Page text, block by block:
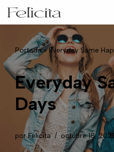
Saltar
contenido
Portada»Everyday Same
Everyday
Days
porFelicita octubre 18,